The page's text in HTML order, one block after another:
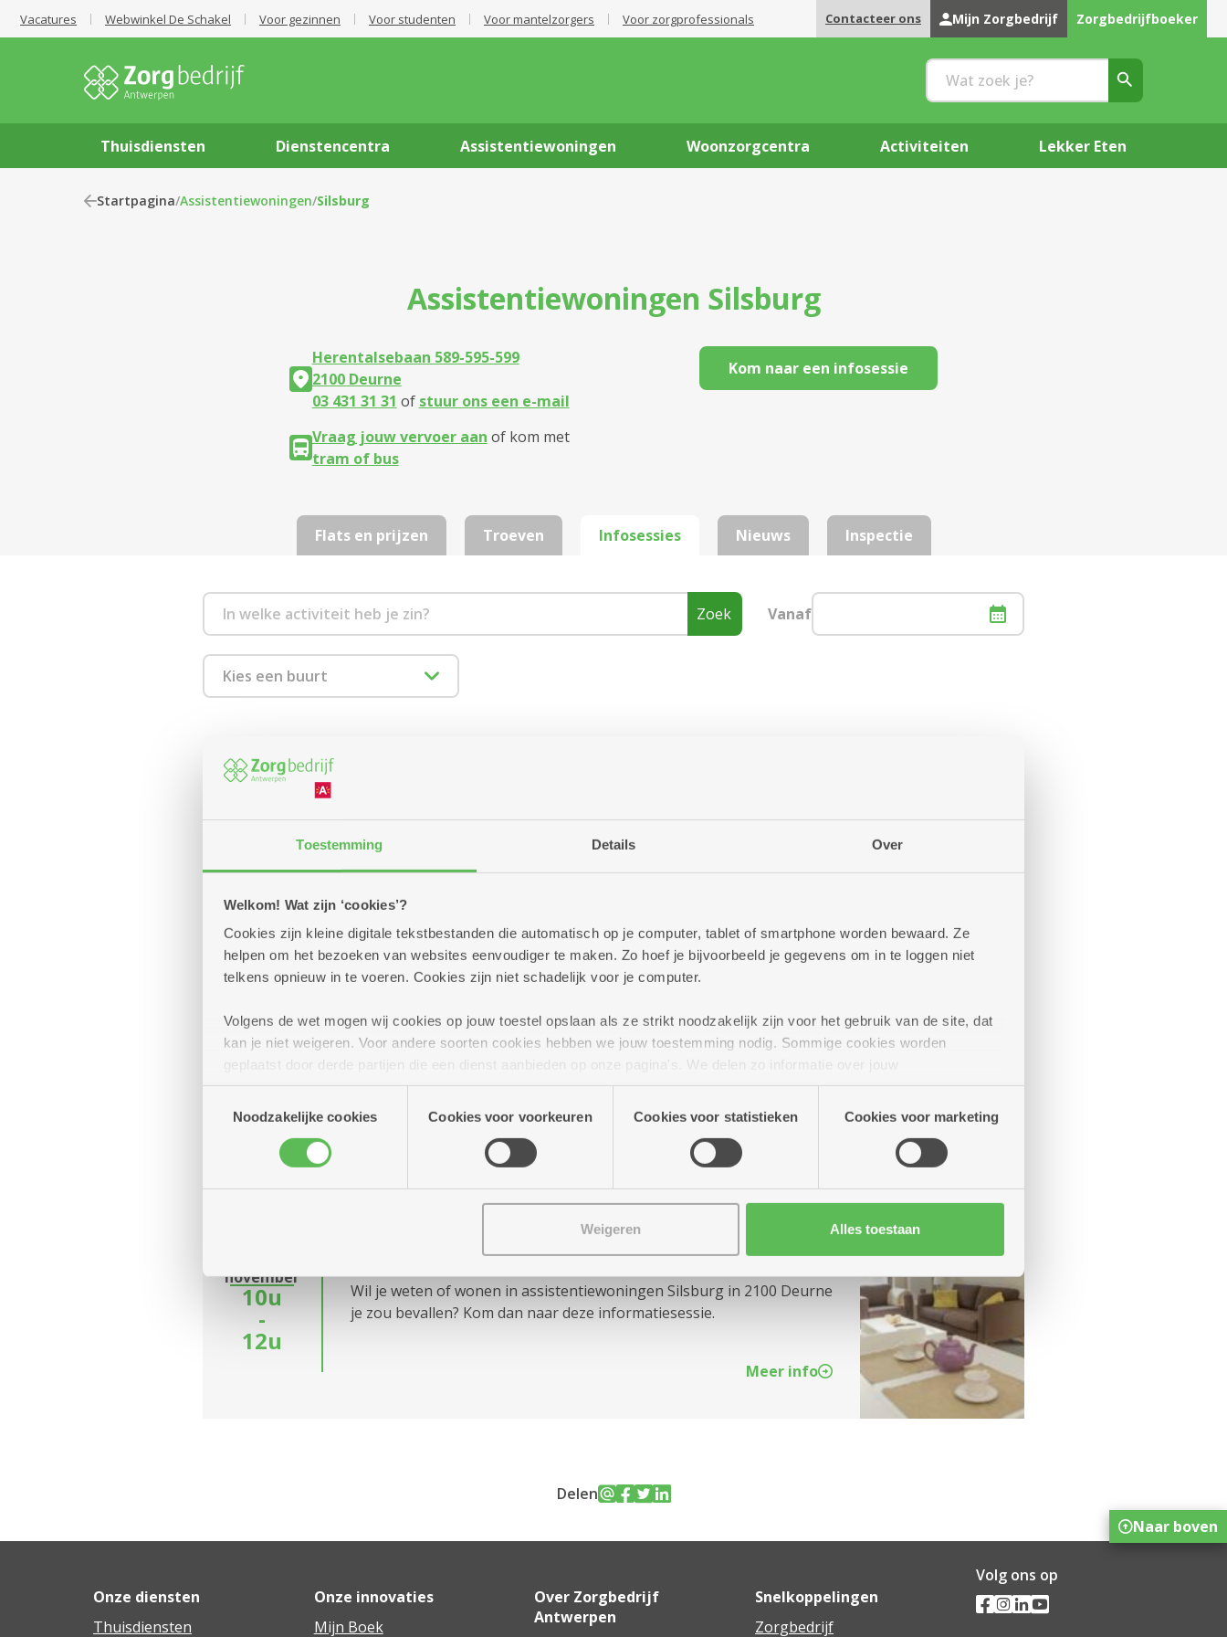
Toestemming Details Over
Welkom! Wat zijn ‘cookies’?
Cookies zijn kleine digitale tekstbestanden die automatisch op je computer, tablet of smartphone worden bewaard. Ze
helpen om het bezoeken van websites eenvoudiger te maken. Zo hoef je bijvoorbeeld je gegevens om in te loggen niet
telkens opnieuw in te voeren. Cookies zijn niet schadelijk voor je computer.
Volgens de wet mogen wij cookies op jouw toestel opslaan als ze strikt noodzakelijk zijn voor het gebruik van de site, dat
kan je niet weigeren. Voor andere soorten cookies hebben we jouw toestemming nodig. Sommige cookies worden
geplaatst door derde partijen die een dienst aanbieden op onze pagina's. We delen zo informatie over jouw
(geanonimiseerd) gebruik van onze site voor social media, advertenties en analyse. Deze partners kunnen deze gegevens
combineren met andere informatie die je aan hen verstrekte.
Noodzakelijke cookies
Cookies voor voorkeuren Cookies voor statistieken Cookies voor marketing
Weigeren Alles toestaan
Vacatures Webwinkel De Schakel Voor gezinnen Voor studenten Voor mantelzorgers Voor zorgprofessionals Contacteer ons Mijn Zorgbedrijf Zorgbedrijfboeker
Thuisdiensten Dienstencentra Assistentiewoningen Woonzorgcentra Activiteiten Lekker Eten
Startpagina/Assistentiewoningen/Silsburg
Assistentiewoningen Silsburg
Herentalsebaan 589-595-599
2100 Deurne
03 431 31 31 of stuur ons een e-mail
Vraag jouw vervoer aan of kom met
tram of bus
Kom naar een infosessie
Flats en prijzen Troeven Infosessies
Zoek Vanaf
Kies een buurt
2000 Antwerpen
2018 Antwerpen
2020 Antwerpen
2030 Antwerpen
2040 Berendrecht
2050 Antwerpen-
Linkeroever
2060 Antwerpen
2100 Antwerpen
2170 Merksem
2660 Hoboken
2950 Kapellen
Sluiten
We hebben 2 activiteiten gevonden.
Binnenkort
dinsdag
1
september
-
12u
01/09/26 Infosessie assistentiewoningen
Silsburg in 2100 Deurne
Meerdere locaties
Wil je weten of wonen in assistentiewoningen Silsburg in 2100 Deurne
Meer info
november
10u
-
12u
03/11/26 Infosessie assistentiewoningen
Silsburg in 2100 Deurne
Meerdere locaties
Wil je weten of wonen in assistentiewoningen Silsburg in 2100 Deurne
je zou bevallen? Kom dan naar deze informatiesessie.
Meer info
Nieuws Inspectie
Delen
Onze diensten
Thuisdiensten
Onze innovaties
Mijn Boek
Over Zorgbedrijf
Antwerpen
Snelkoppelingen
Zorgbedrijf
Volg ons op
Naar boven